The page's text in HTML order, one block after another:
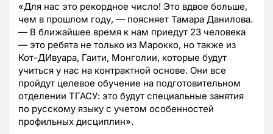
«Для нас это рекордное число! Это вдвое больше,
чем в прошлом году, — поясняет Тамара Данилова.
— В ближайшее время к нам приедут 23 человека
— это ребята не только из Марокко, но также из
Кот-ДИвуара, Гаити, Монголии, которые будут
учиться у нас на контрактной основе. Они все
пройдут целевое обучение на подготовительном
отделении ТГАСУ: это будут специальные занятия
по русскому языку с учетом особенностей
профильных дисциплин».